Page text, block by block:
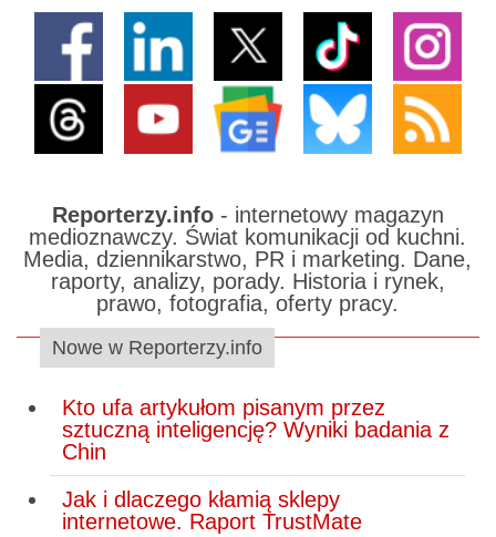
Reporterzy.info- internetowy magazyn
medioznawczy. Świat komunikacji od kuchni.
Media, dziennikarstwo, PR i marketing. Dane,
raporty, analizy, porady. Historia i rynek,
prawo, fotografia, oferty pracy.
Nowe w Reporterzy.info
Kto ufa artykułom pisanym przez
sztuczną inteligencję? Wyniki badania z
Chin
Jak i dlaczego kłamią sklepy
internetowe. Raport TrustMate